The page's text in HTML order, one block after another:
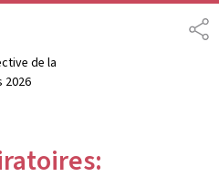
de la
2026